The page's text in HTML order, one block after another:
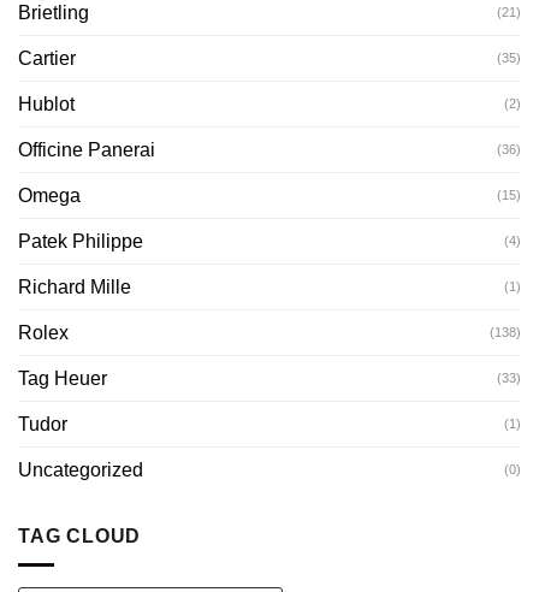
Brietling (21)
Cartier (35)
Hublot (2)
Officine Panerai (36)
Omega (15)
Patek Philippe (4)
Richard Mille (1)
Rolex (138)
Tag Heuer (33)
Tudor (1)
Uncategorized (0)
TAG CLOUD